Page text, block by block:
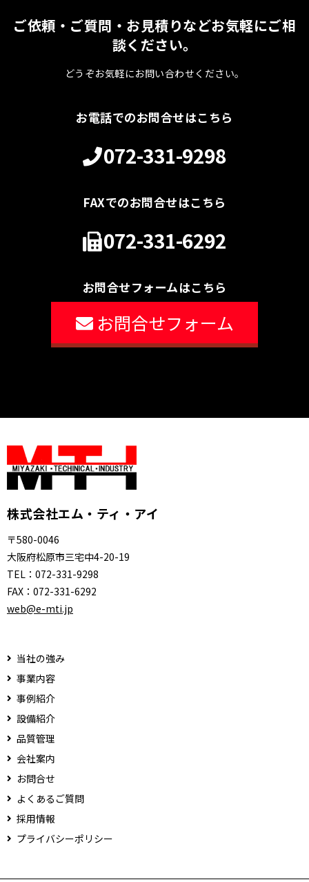
ご依頼・ご質問・お見積りなどお気軽にご相
談ください。
どうぞお気軽にお問い合わせください。
お電話でのお問合せはこちら
072-331-9298
FAXでのお問合せはこちら
072-331-6292
お問合せフォームはこちら
お問合せフォーム
株式会社エム・ティ・アイ
〒580-0046
大阪府松原市三宅中4-20-19
TEL： 072-331-9298
FAX： 072-331-6292
web@e-mti.jp
当社の強み
事業内容
事例紹介
設備紹介
品質管理
会社案内
お問合せ
よくあるご質問
採用情報
プライバシーポリシー